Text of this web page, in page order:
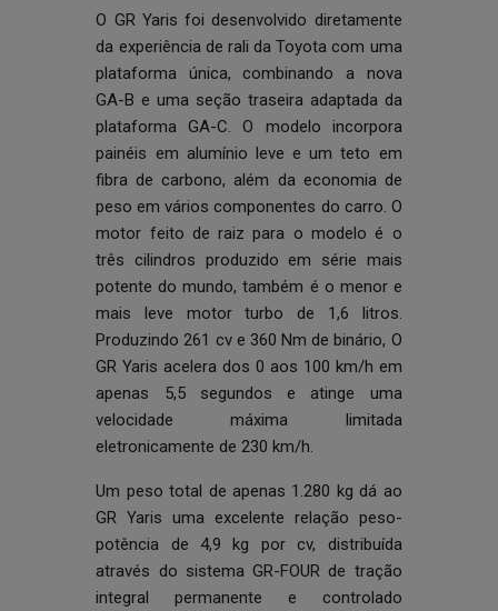
O GR Yaris foi desenvolvido diretamente
da experiência de rali da Toyota com uma
plataforma única, combinando a nova
GA-B e uma seção traseira adaptada da
plataforma GA-C. O modelo incorpora
painéis em alumínio leve e um teto em
fibra de carbono, além da economia de
peso em vários componentes do carro. O
motor feito de raiz para o modelo é o
três cilindros produzido em série mais
potente do mundo, também é o menor e
mais leve motor turbo de 1,6 litros.
Produzindo 261 cv e 360 Nm de binário, O
GR Yaris acelera dos 0 aos 100 km/h em
apenas 5,5 segundos e atinge uma
velocidade máxima limitada
eletronicamente de 230 km/h.
Um peso total de apenas 1.280 kg dá ao
GR Yaris uma excelente relação peso-
potência de 4,9 kg por cv, distribuída
através do sistema GR-FOUR de tração
integral permanente e controlado